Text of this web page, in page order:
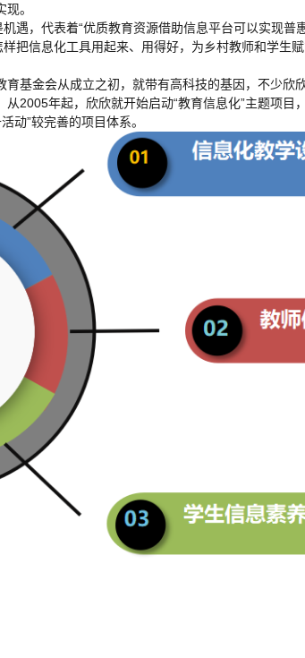
。
遇，代表着“优质教育资源借助信息平台可以实现普
样把信息化工具用起来、用得好，为乡村教师和学生
基金会从成立之初，就带有高科技的基因，不少欣
2005年起，欣欣就开始启动“教育信息化”主题项目
动”较完善的项目体系。